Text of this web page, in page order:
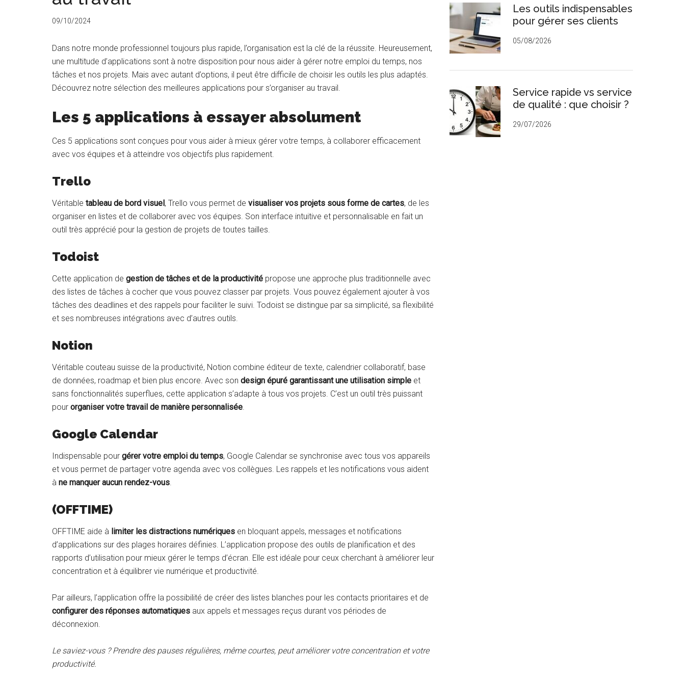
09/10/2024
Dans notre monde professionnel toujours plus rapide, l’organisation est la clé de la réussite. Heureusement,
une multitude d’applications sont à notre disposition pour nous aider à gérer notre emploi du temps, nos
tâches et nos projets. Mais avec autant d’options, il peut être difficile de choisir les outils les plus adaptés.
Découvrez notre sélection des meilleures applications pour s’organiser au travail.
Les 5 applications à essayer absolument
Ces 5 applications sont conçues pour vous aider à mieux gérer votre temps, à collaborer efficacement
avec vos équipes et à atteindre vos objectifs plus rapidement.
Trello
Véritable tableau de bord visuel, Trello vous permet de visualiser vos projets sous forme de cartes, de les
organiser en listes et de collaborer avec vos équipes. Son interface intuitive et personnalisable en fait un
outil très apprécié pour la gestion de projets de toutes tailles.
Todoist
Cette application de gestion de tâches et de la productivité propose une approche plus traditionnelle avec
des listes de tâches à cocher que vous pouvez classer par projets. Vous pouvez également ajouter à vos
tâches des deadlines et des rappels pour faciliter le suivi. Todoist se distingue par sa simplicité, sa flexibilité
et ses nombreuses intégrations avec d’autres outils.
Notion
Véritable couteau suisse de la productivité, Notion combine éditeur de texte, calendrier collaboratif, base
de données, roadmap et bien plus encore. Avec son design épuré garantissant une utilisation simple et
sans fonctionnalités superflues, cette application s’adapte à tous vos projets. C’est un outil très puissant
pour organiser votre travail de manière personnalisée
Google Calendar
Indispensable pour gérer votre emploi du temps, Google Calendar se synchronise avec tous vos appareils
et vous permet de partager votre agenda avec vos collègues. Les rappels et les notifications vous aident
à ne manquer aucun rendez-vous
(OFFTIME)
OFFTIME aide à limiter les distractions numériques en bloquant appels, messages et notifications
d’applications sur des plages horaires définies. L’application propose des outils de planification et des
rapports d’utilisation pour mieux gérer le temps d’écran. Elle est idéale pour ceux cherchant à améliorer leur
concentration et à équilibrer vie numérique et productivité.
Par ailleurs, l’application offre la possibilité de créer des listes blanches pour les contacts prioritaires et de
configurer des réponses automatiques aux appels et messages reçus durant vos périodes de
déconnexion.
Le saviez-vous ? Prendre des pauses régulières, même courtes, peut améliorer votre concentration et votre
productivité.
principaleLes outils indispensables
pour gérer ses clients
05/08/2026
Service rapide vs service
de qualité : que choisir ?
29/07/2026